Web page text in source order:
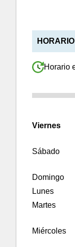
Horario
Viernes
Sábado
Domingo
Lunes
Martes
Miércoles